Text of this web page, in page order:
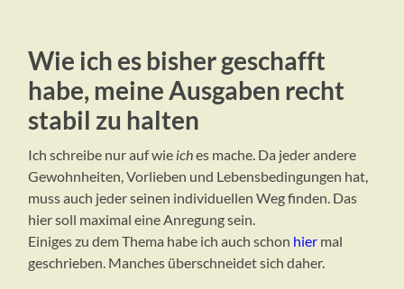
Wie ich es bisher geschafft
habe, meine Ausgaben recht
stabil zu halten
Ich schreibe nur auf wie iches mache. Da jeder andere
Gewohnheiten, Vorlieben und Lebensbedingungen hat,
muss auch jeder seinen individuellen Weg finden. Das
hier soll maximal eine Anregung sein.
Einiges zu dem Thema habe ich auch schon hier mal
geschrieben. Manches überschneidet sich daher.